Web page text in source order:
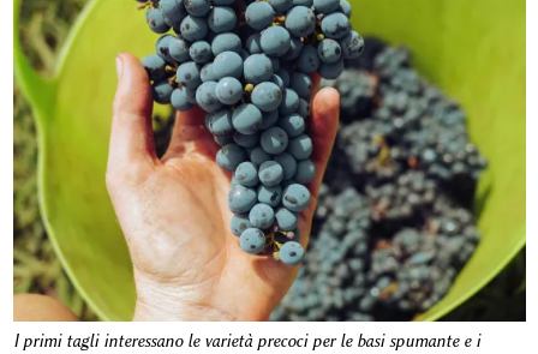
I primi tagli interessano le varietà precoci per le basi spumante e i